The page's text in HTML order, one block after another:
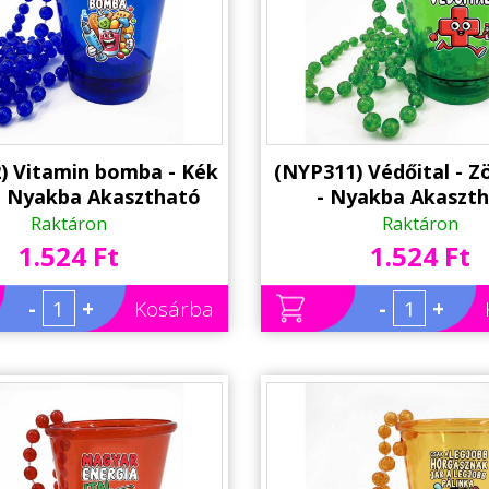
Vitamin bomba - Kék
Nyakba Akasztható
LED világítással -
Pohár - Party Kellék
Raktáron
1.524 Ft
- + Kosárba
(NYP311) Védőital -
- Nyakba
Felespohár, LED
Party Pohár - Party
Raktáron
1.524 Ft
- +